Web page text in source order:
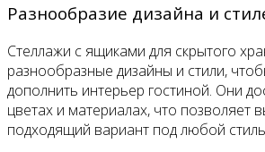
Разнообразие дизайна и
Стеллажи с ящиками для скрытого
разнообразные дизайны и стили,
дополнить интерьер гостиной. Они
цветах и материалах, что позволяет
подходящий вариант под любой